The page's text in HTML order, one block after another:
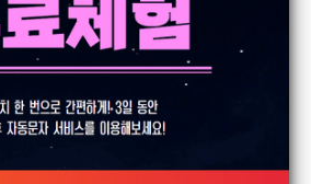
요 『스마트공인중개사』를 찾아주셔서 감사
. 최상의 부동산 솔루션을 드리기 위해 노력하
객실사진 확인과 빠른 예약 콜백서비스